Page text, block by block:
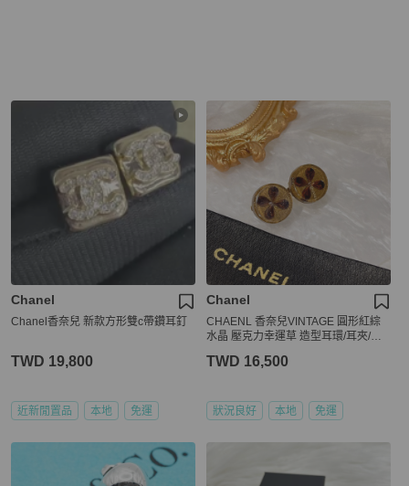
Chanel
Chanel香奈兒 新款方形雙c帶鑽耳釘
TWD 19,800
近新閒置品 本地 免運
Chanel
CHAENL 香奈兒VINTAGE 圓形紅綜
水晶 壓克力幸運草 造型耳環/耳夾/飾
TWD 16,500
狀況良好 本地 免運